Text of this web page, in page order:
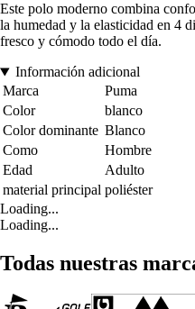
Este polo moderno combina
la humedad y la elasticidad en 4
fresco y cómodo todo el día.
Información adicional
Marca
Puma
Color
blanco
Color dominante Blanco
Como
Hombre
Edad
Adulto
material principal poliéster
Loading...
Loading...
Todas nuestras